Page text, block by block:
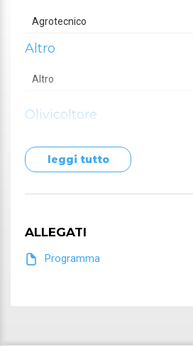
Agrotecnico
Altro
Altro
Olivicoltore
Olivicoltore
Studente
Agrotecnica
Olivicoltura
leggi tutto
ALLEGATI
Programma